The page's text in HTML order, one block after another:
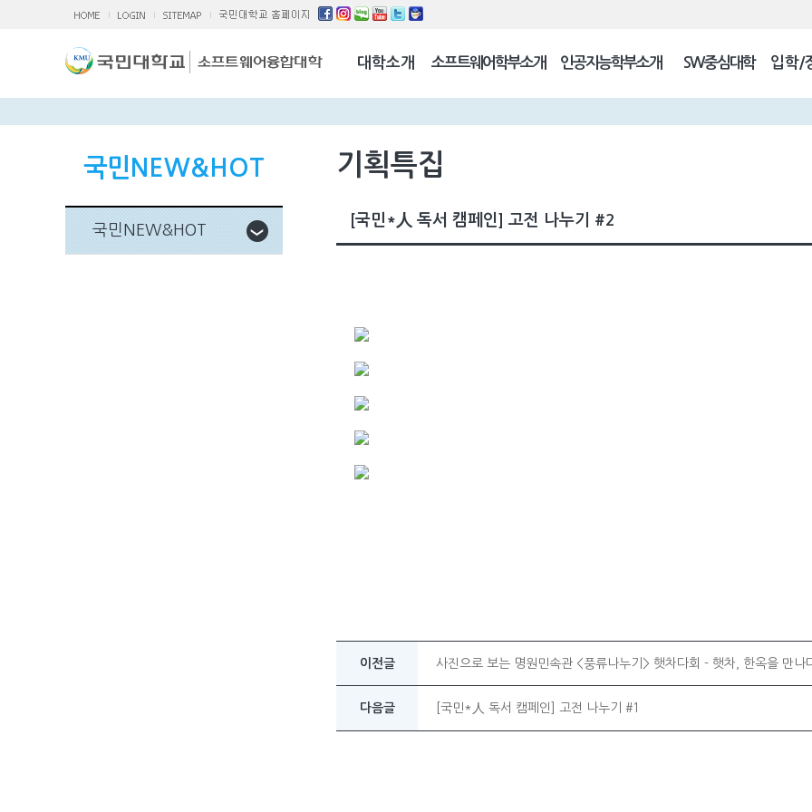
대학소개
소융대Q/A
찾아오시는 길 소프트웨어학부소개 인공지능학부소개 SW중심대학 입학/
국민NEW&HOT
국민NEW&HOT
기획특집
[국민*人 독서 캠페인] 고전 나누기 #2
이전글 사진으로 보는 명원민속관 <풍류나누기> 햇차다회 - 햇차, 한옥을 만나
다음글 [국민*人 독서 캠페인] 고전 나누기 #1